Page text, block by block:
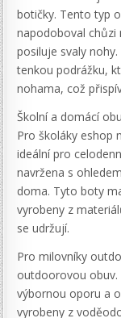
botičky. Tento typ
napodoboval
posiluje svaly
tenkou podrážku,
nohama, což
Školní a domácí
Pro školáky eshop
ideální pro
navržena s
doma. Tyto boty
vyrobeny z
se udržují.
Pro milovníky
outdoorovou
výbornou oporu a
vyrobeny z